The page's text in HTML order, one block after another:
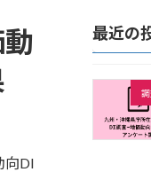
向DI
最近の